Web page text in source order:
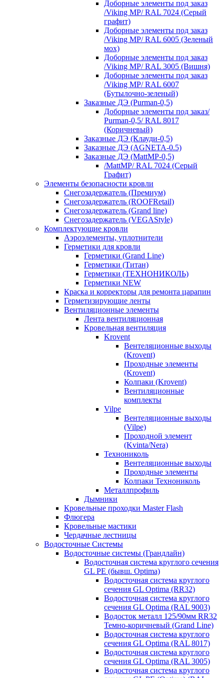
Доборные элементы под заказ
/Viking MP/ RAL 7024 (Серый
графит)
Доборные элементы под заказ
/Viking MP/ RAL 6005 (Зеленый
мох)
Доборные элементы под заказ
/Viking MP/ RAL 3005 (Вишня)
Доборные элементы под заказ
/Viking MP/ RAL 6007
(Бутылочно-зеленый)
Заказные ДЭ (Purman-0,5)
Доборные элементы под заказ/
Purman-0,5/ RAL 8017
(Коричневый)
Заказные ДЭ (Клауди-0,5)
Заказные ДЭ (AGNETA-0.5)
Заказные ДЭ (MattMP-0,5)
/MattMP/ RAL 7024 (Серый
Графит)
Элементы безопасности кровли
Снегозадержатель (Премиум)
Снегозадержатель (ROOFRetail)
Снегозадержатель (Grand line)
Снегозадержатель (VEGAStyle)
Комплектующие кровли
Аэроэлементы, уплотнители
Герметики для кровли
Герметики (Grand Line)
Герметики (Титан)
Герметики (ТЕХНОНИКОЛЬ)
Герметики NEW
Краска и корректоры для ремонта царапин
Герметизирующие ленты
Вентиляционные элементы
Лента вентиляционная
Кровельная вентиляция
Krovent
Вентеляционные выходы
(Krovent)
Проходные элементы
(Krovent)
Колпаки (Krovent)
Вентиляционные
комплекты
Vilpe
Вентеляционные выходы
(Vilpe)
Проходной элемент
(Kvinta/Nera)
Технониколь
Вентеляционные выходы
Проходные элементы
Колпаки Технониколь
Металлпрофиль
Дымники
Кровельные проходки Master Flash
Флюгера
Кровельные мастики
Чердачные лестницы
Водосточные Системы
Водосточные системы (Грандлайн)
Водосточная система круглого сечения
GL PE (бывш. Optima)
Водосточная система круглого
сечения GL Optima (RR32)
Водосточная система круглого
сечения GL Optima (RAL 9003)
Водосток металл 125/90мм RR32
Темно-коричневый (Grand Line)
Водосточная система круглого
сечения GL Optima (RAL 8017)
Водосточная система круглого
сечения GL Optima (RAL 3005)
Водосточная система круглого